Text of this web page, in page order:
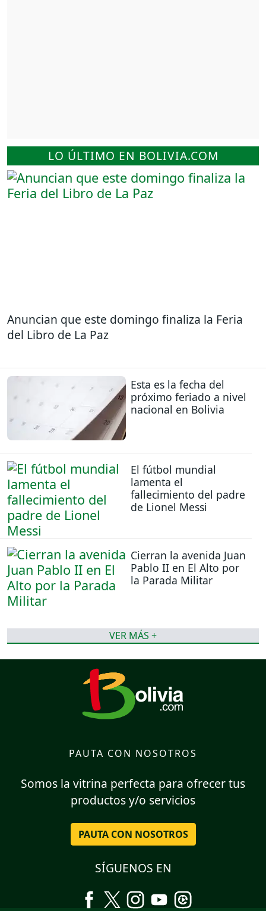
LO ÚLTIMO EN BOLIVIA.COM
Anuncian que este domingo finaliza la Feria
del Libro de La Paz
Esta es la fecha del
próximo feriado a nivel
nacional en Bolivia
El fútbol mundial
lamenta el
fallecimiento del padre
de Lionel Messi
Cierran la avenida Juan
Pablo II en El Alto por
la Parada Militar
VER MÁS +
PAUTA CON NOSOTROS
Somos la vitrina perfecta para ofrecer tus
productos y/o servicios
PAUTA CON NOSOTROS
SÍGUENOS EN